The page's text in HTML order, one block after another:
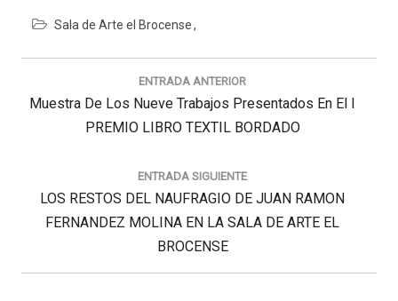
Sala de Arte el Brocense
Navegación
ENTRADA ANTERIOR
Previous
Muestra De Los Nueve Trabajos Presentados En El I
PREMIO LIBRO TEXTIL BORDADO
ENTRADA SIGUIENTE
Next
Post:
LOS RESTOS DEL NAUFRAGIO DE JUAN RAMON
FERNANDEZ MOLINA EN LA SALA DE ARTE EL
BROCENSE